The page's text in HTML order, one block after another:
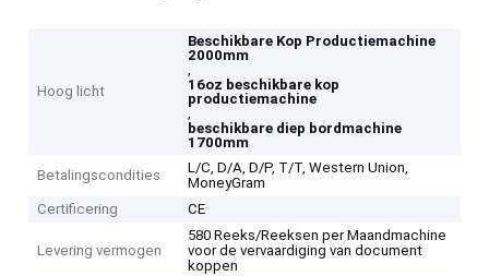
Hoog licht
Beschikbare Kop Productiemachine
2000mm
,
16oz beschikbare kop
productiemachine
,
beschikbare diep bordmachine
1700mm
Betalingscondities
L/C, D/A, D/P, T/T, Western Union,
MoneyGram
Certificering
CE
Levering vermogen
580 Reeks/Reeksen per Maandmachine
voor de vervaardiging van document
koppen